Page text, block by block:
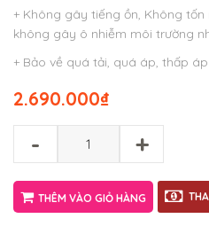
+ Không gây tiếng ồn, Không tốn
không gây ô nhiễm môi trường
+ Bảo về quá tải, quá áp, thấp
₫
2.690.000
- +
THÊM VÀO GIỎ HÀNG